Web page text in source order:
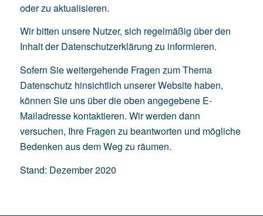
oder zu aktualisieren.
Wir bitten unsere Nutzer, sich regelmäßig über den
Inhalt der Datenschutzerklärung zu informieren.
Sofern Sie weitergehende Fragen zum Thema
Datenschutz hinsichtlich unserer Website haben,
können Sie uns über die oben angegebene E-
Mailadresse kontaktieren. Wir werden dann
versuchen, Ihre Fragen zu beantworten und mögliche
Bedenken aus dem Weg zu räumen.
Stand: Dezember 2020